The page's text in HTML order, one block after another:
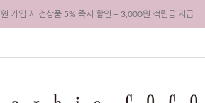
바비코코 카카오채널 추가 시 1,000원 적립금 지급